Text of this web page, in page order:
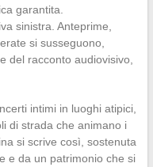
garantita.
sinistra. Anteprime,
si susseguono,
del racconto audiovisivo,
intimi in luoghi atipici,
di strada che animano i
si scrive così, sostenuta
e da un patrimonio che si